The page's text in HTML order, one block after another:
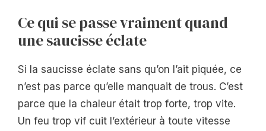
Ce qui se passe vraiment quand
une saucisse éclate
Si la saucisse éclate sans qu’on l’ait piquée, ce
n’est pas parce qu’elle manquait de trous. C’est
parce que la chaleur était trop forte, trop vite.
Un feu trop vif cuit l’extérieur à toute vitesse